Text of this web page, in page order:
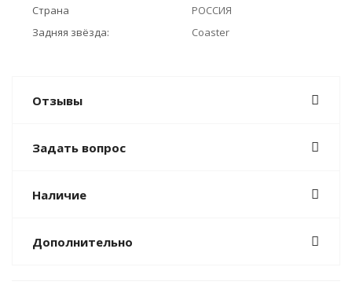
Страна
РОССИЯ
Задняя звёзда:
Coaster
Отзывы
Задать вопрос
Наличие
Дополнительно